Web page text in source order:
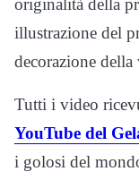
originalità della
illustrazione del
decorazione della
Tutti i video
YouTube del
i golosi del